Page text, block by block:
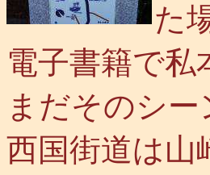
た
電子書籍で
まだそのシ
西国街道は山